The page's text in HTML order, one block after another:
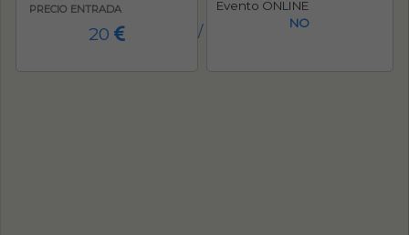
PRECIO ENTRADA
20 /
Evento ONLINE
NO